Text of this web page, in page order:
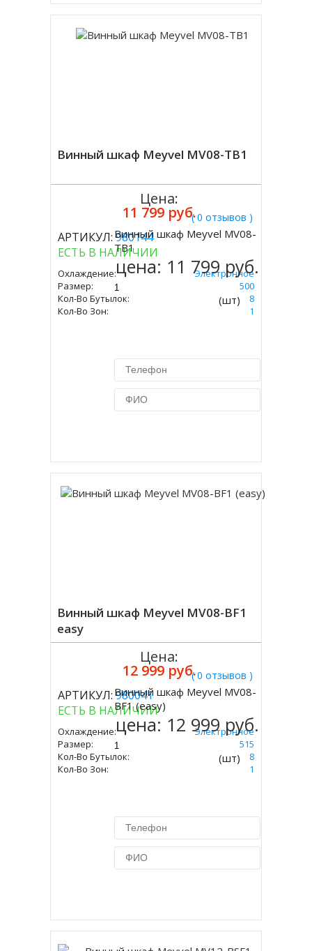
Винный шкаф Meyvel MV08-TB1
( 0 отзывов )
АРТИКУЛ:980144
ЕСТЬ В НАЛИЧИИ
Охлаждение:
Электронное
Размер:
455 Х 250 Х 500
Кол-Во Бутылок:
8
Кол-Во Зон:
1
Цена:
11 799 руб.
Купить
Винный шкаф Meyvel MV08-
TB1
цена: 11 799 руб.
(шт)
Винный шкаф Meyvel MV08-BF1
easy
( 0 отзывов )
АРТИКУЛ:980041
ЕСТЬ В НАЛИЧИИ
Охлаждение:
Электронное
Размер:
275 Х 410 Х 515
Кол-Во Бутылок:
8
Кол-Во Зон:
1
Цена:
12 999 руб.
Купить
Винный шкаф Meyvel MV08-
BF1 (easy)
цена: 12 999 руб.
(шт)